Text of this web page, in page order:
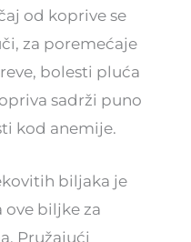
od koprive se
za poremećaje
bolesti pluća
sadrži puno
kod anemije.
biljaka je
ove biljke za
Pružajući